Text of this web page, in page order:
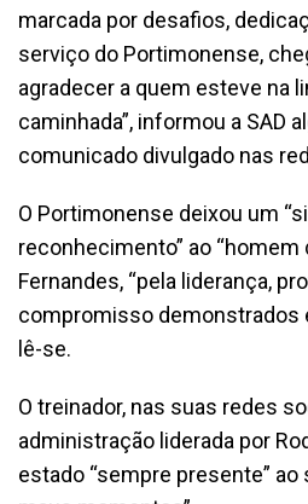
marcada por desafios,
serviço do Portimonense,
agradecer a quem esteve na
caminhada”, informou a SAD
comunicado divulgado nas
O Portimonense deixou um
reconhecimento” ao “homem
Fernandes, “pela liderança,
compromisso demonstrados
lê-se.
O treinador, nas suas redes
administração liderada por
estado “sempre presente” ao